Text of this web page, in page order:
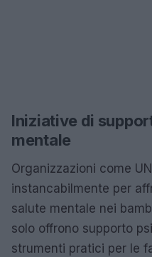
Iniziative di
mentale
Organizzazioni come
instancabilmente per
salute mentale nei
solo offrono supporto
strumenti pratici per le